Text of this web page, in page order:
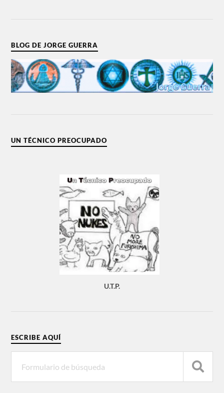
BLOG DE JORGE GUERRA
UN TÉCNICO PREOCUPADO
U.T.P.
ESCRIBE AQUÍ